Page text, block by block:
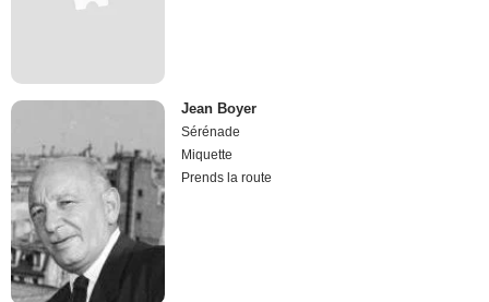
Jean Boyer
Sérénade
Miquette
Prends la route